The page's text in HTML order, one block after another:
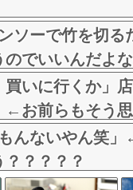
ソーで竹を切る
でいいんだよ
買いに行くか」
←お前らもそう
んないやん笑
？？？？